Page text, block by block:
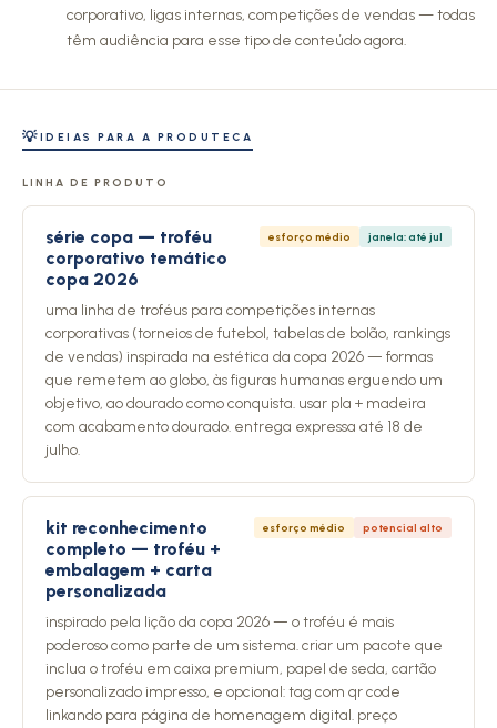
corporativo, ligas internas, competições de vendas — todas
têm audiência para esse tipo de conteúdo agora.
💡IDEIAS PARA A PRODUTECA
LINHA DE PRODUTO
série copa — troféu
corporativo temático
copa 2026
esforço médio janela: até jul
uma linha de troféus para competições internas
corporativas (torneios de futebol, tabelas de bolão, rankings
de vendas) inspirada na estética da copa 2026 — formas
que remetem ao globo, às figuras humanas erguendo um
objetivo, ao dourado como conquista. usar pla + madeira
com acabamento dourado. entrega expressa até 18 de
julho.
kit reconhecimento
completo — troféu +
embalagem + carta
personalizada
esforço médio potencial alto
inspirado pela lição da copa 2026 — o troféu é mais
poderoso como parte de um sistema. criar um pacote que
inclua o troféu em caixa premium, papel de seda, cartão
personalizado impresso, e opcional: tag com qr code
linkando para página de homenagem digital. preço